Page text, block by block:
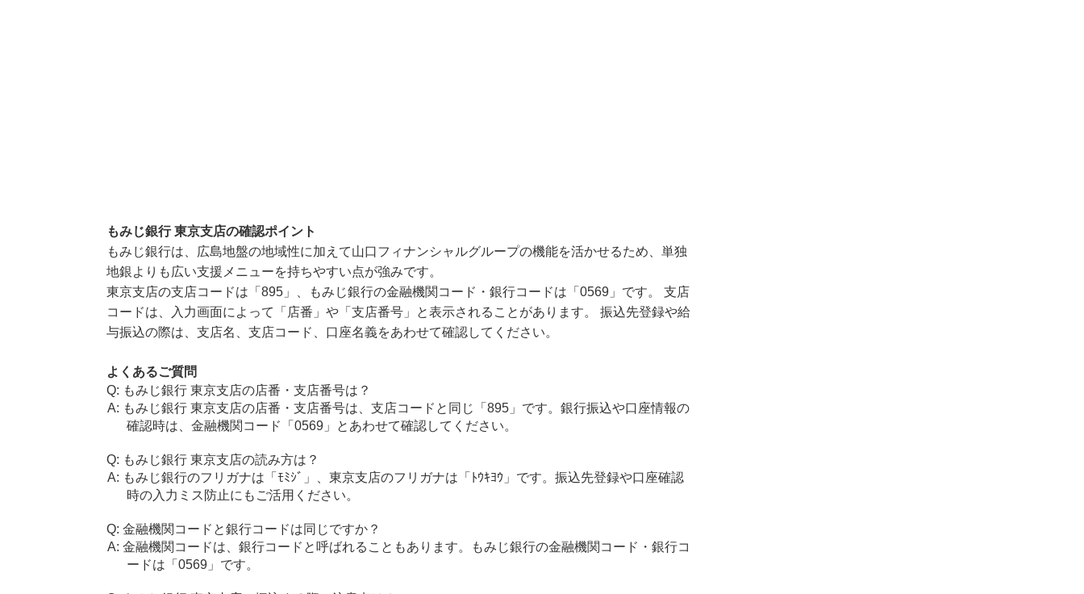
もみじ銀行 東京支店の確認ポイント
もみじ銀行は、広島地盤の地域性に加えて山口フィナンシャルグループの機能を活かせるため、単独
地銀よりも広い支援メニューを持ちやすい点が強みです。
東京支店の支店コードは「895」、もみじ銀行の金融機関コード・銀行コードは「0569」です。 支店
コードは、入力画面によって「店番」や「支店番号」と表示されることがあります。 振込先登録や給
与振込の際は、支店名、支店コード、口座名義をあわせて確認してください。
よくあるご質問
もみじ銀行 東京支店の店番・支店番号は？
もみじ銀行 東京支店の店番・支店番号は、支店コードと同じ「895」です。銀行振込や口座情報の
確認時は、金融機関コード「0569」とあわせて確認してください。
もみじ銀行 東京支店の読み方は？
もみじ銀行のフリガナは「ﾓﾐｼﾞ」、東京支店のフリガナは「ﾄｳｷﾖｳ」です。振込先登録や口座確認
時の入力ミス防止にもご活用ください。
金融機関コードと銀行コードは同じですか？
金融機関コードは、銀行コードと呼ばれることもあります。もみじ銀行の金融機関コード・銀行コ
ードは「0569」です。